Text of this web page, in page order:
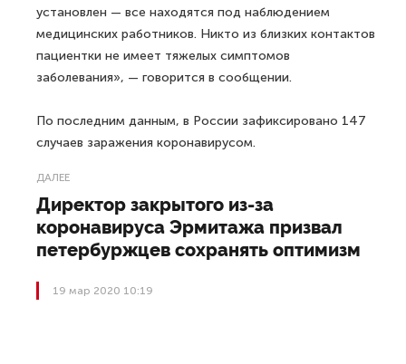
установлен — все находятся под наблюдением
медицинских работников. Никто из близких контактов
пациентки не имеет тяжелых симптомов
заболевания», — говорится в сообщении.
По последним данным, в России зафиксировано 147
случаев заражения коронавирусом.
ДАЛЕЕ
Директор закрытого из-за
коронавируса Эрмитажа призвал
петербуржцев сохранять оптимизм
19 мар 2020 10:19